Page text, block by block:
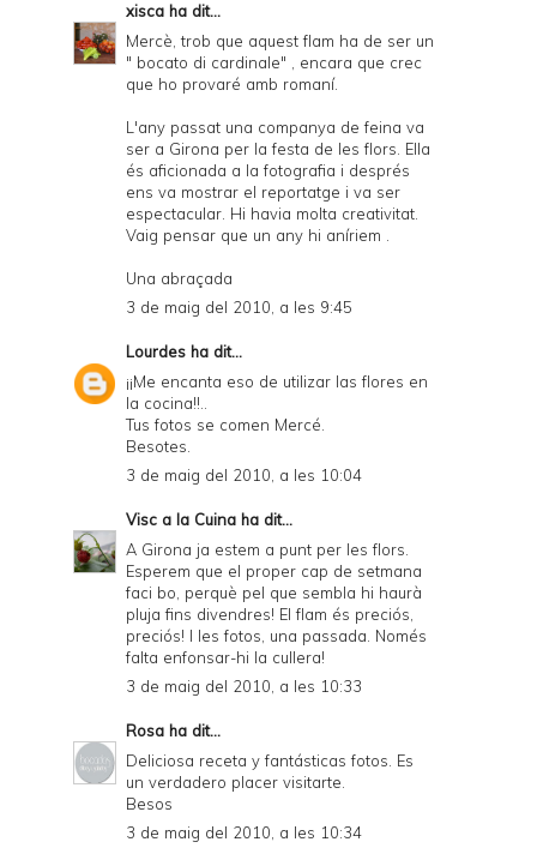
xisca ha dit...
Mercè, trob que aquest flam ha de ser un
" bocato di cardinale" , encara que crec
que ho provaré amb romaní.
L'any passat una companya de feina va
ser a Girona per la festa de les flors. Ella
és aficionada a la fotografia i després
ens va mostrar el reportatge i va ser
espectacular. Hi havia molta creativitat.
Vaig pensar que un any hi aníriem .
Una abraçada
3 de maig del 2010, a les 9:45
Lourdes ha dit...
¡¡Me encanta eso de utilizar las flores en
la cocina!!..
Tus fotos se comen Mercé.
Besotes.
3 de maig del 2010, a les 10:04
Visc a la Cuina ha dit...
A Girona ja estem a punt per les flors.
Esperem que el proper cap de setmana
faci bo, perquè pel que sembla hi haurà
pluja fins divendres! El flam és preciós,
preciós! I les fotos, una passada. Només
falta enfonsar-hi la cullera!
3 de maig del 2010, a les 10:33
Rosa ha dit...
Deliciosa receta y fantásticas fotos. Es
un verdadero placer visitarte.
Besos
3 de maig del 2010, a les 10:34